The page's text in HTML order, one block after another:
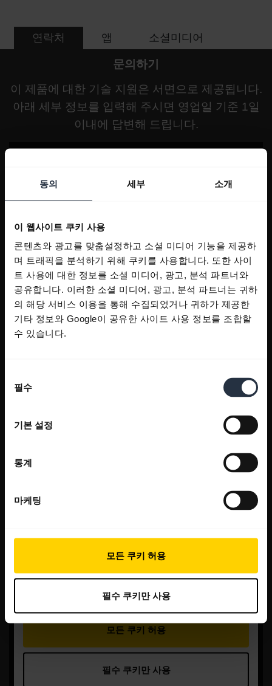
동의 세부 소개
이 웹사이트 쿠키 사용
콘텐츠와 광고를 맞춤설정하고 소셜 미디어 기능을 제공하
며 트래픽을 분석하기 위해 쿠키를 사용합니다. 또한 사이
트 사용에 대한 정보를 소셜 미디어, 광고, 분석 파트너와
공유합니다. 이러한 소셜 미디어, 광고, 분석 파트너는 귀하
의 해당 서비스 이용을 통해 수집되었거나 귀하가 제공한
기타 정보와 Google이 공유한 사이트 사용 정보를 조합할
수 있습니다.
필수
기본 설정
통계
마케팅
모든 쿠키 허용
필수 쿠키만 사용
연락처 앱 소셜미디어
문의하기
이 제품에 대한 기술 지원은 서면으로 제공됩니다.
아래 세부 정보를 입력해 주시면 영업일 기준 1일
이내에 답변해 드립니다.